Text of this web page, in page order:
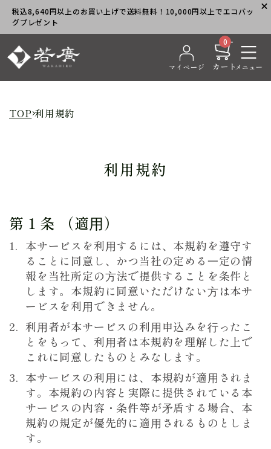
税込8,640円以上のお買い上げで送料無料！10,000円以上でエコバッ
グプレゼント
0
TOP 利用規約
利用規約
第 1 条 （適⽤）
本サービスを利⽤するには、本規約を遵守す
ることに同意し、かつ当社の定める⼀定の情
報を当社所定の⽅法で提供することを条件と
します。本規約に同意いただけない⽅は本サ
ービスを利⽤できません。
利⽤者が本サービスの利⽤申込みを⾏ったこ
とをもって、利⽤者は本規約を理解した上で
これに同意したものとみなします。
本サービスの利⽤には、本規約が適⽤されま
す。本規約の内容と実際に提供されている本
サービスの内容・条件等が⽭盾する場合、本
規約の規定が優先的に適⽤されるものとしま
す。